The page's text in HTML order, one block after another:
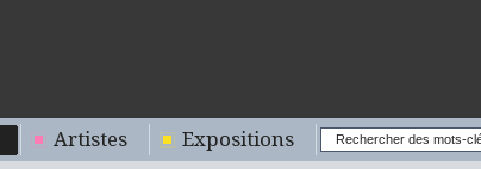
Artistes Expositions